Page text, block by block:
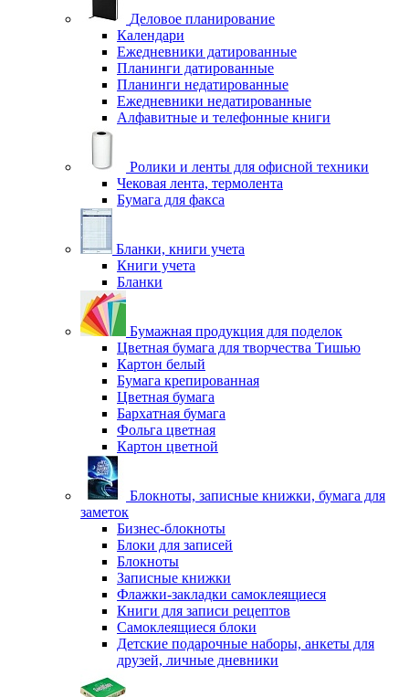
Деловое планирование
Календари
Ежедневники датированные
Планинги датированные
Планинги недатированные
Ежедневники недатированные
Алфавитные и телефонные книги
Ролики и ленты для офисной техники
Чековая лента, термолента
Бумага для факса
Бланки, книги учета
Книги учета
Бланки
Бумажная продукция для поделок
Цветная бумага для творчества Тишью
Картон белый
Бумага крепированная
Цветная бумага
Бархатная бумага
Фольга цветная
Картон цветной
Блокноты, записные книжки, бумага для
заметок
Бизнес-блокноты
Блоки для записей
Блокноты
Записные книжки
Флажки-закладки самоклеящиеся
Книги для записи рецептов
Самоклеящиеся блоки
Детские подарочные наборы, анкеты для
друзей, личные дневники